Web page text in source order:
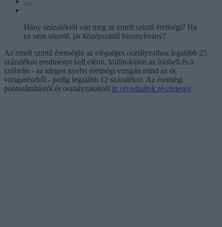
Hány százaléktól van meg az emelt szintű érettségi? Ha
ez nem sikerül, jár középszintű bizonyítvány?
Az emelt szintű érettségin az elégséges osztályzathoz legalább 25
százalékos eredményt kell elérni, külön-külön az írásbeli és a
szóbelin - az idegen nyelvi érettségi vizsgán mind az öt
vizsgarészből - pedig legalább 12 százalékot. Az érettségi
pontszámításról és osztályzatokról itt olvashattok részletesen.